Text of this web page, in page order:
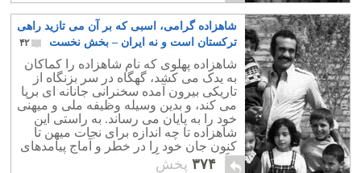
شاهزاده گرامی، اسبی که بر آن می تازید راهی
ترکستان است و نه ایران – بخش نخست
۴۲
شاهزاده پهلوی که نام شاهزاده را کماکان
به یدک می کشد، گهگاه در سر بزنگاه از
تاریکی بیرون آمده سخنرانی جانانه ای برپا
می کند، و بدین وسیله وظیفه ملی و میهنی
خود را به پایان می رساند. به راستی این
شاهزاده تا چه اندازه برای نجات میهن تا
کنون جان خود را در خطر و آماج پیامدهای
ناگوار و سخت گذاشته است!.
۳۷۴ پخش